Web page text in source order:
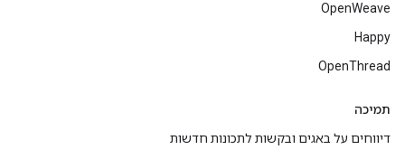
OpenWeave
Happy
OpenThread
תמיכה
דיווחים על באגים ובקשות לתכונות חדשות